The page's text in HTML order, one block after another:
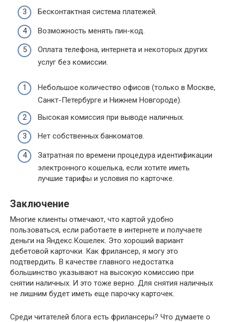
Бесконтактная система платежей.
Возможность менять пин-код.
Оплата телефона, интернета и некоторых других
услуг без комиссии.
Небольшое количество офисов (только в Москве,
Санкт-Петербурге и Нижнем Новгороде).
Высокая комиссия при выводе наличных.
Нет собственных банкоматов.
Затратная по времени процедура идентификации
электронного кошелька, если хотите иметь
лучшие тарифы и условия по карточке.
Заключение
Многие клиенты отмечают, что картой удобно
пользоваться, если работаете в интернете и получаете
деньги на Яндекс.Кошелек. Это хороший вариант
дебетовой карточки. Как фрилансер, я могу это
подтвердить. В качестве главного недостатка
большинство указывают на высокую комиссию при
снятии наличных. И это тоже верно. Для снятия наличных
не лишним будет иметь еще парочку карточек.
Среди читателей блога есть фрилансеры? Что думаете о